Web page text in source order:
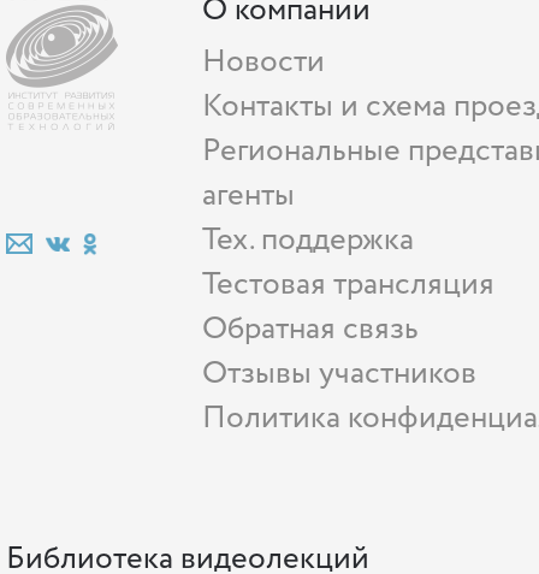
О компании
Новости
Контакты и схема
Региональные
агенты
Тех. поддержка
Тестовая трансляция
Обратная связь
Отзывы участников
Политика
Библиотека видеолекций